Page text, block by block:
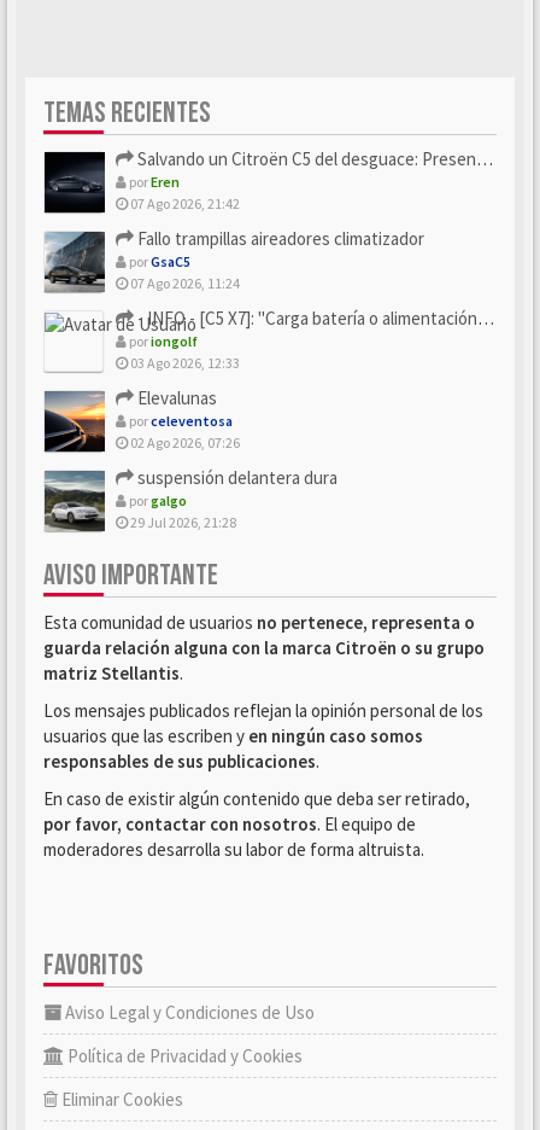
TEMAS RECIENTES
Salvando un Citroën C5 del desguace: Presentación y seguimiento
porEren
07 Ago 2026, 21:42
Fallo trampillas aireadores climatizador
porGsaC5
07 Ago 2026, 11:24
- INFO - [C5 X7]: "Carga batería o alimentación eléctri...
poriongolf
03 Ago 2026, 12:33
Elevalunas
porceleventosa
02 Ago 2026, 07:26
suspensión delantera dura
porgalgo
29 Jul 2026, 21:28
AVISO IMPORTANTE
Esta comunidad de usuarios no pertenece, representa o
guarda relación alguna con la marca Citroën o su grupo
matriz Stellantis.
Los mensajes publicados reflejan la opinión personal de los
usuarios que las escriben y en ningún caso somos
responsables de sus publicaciones.
En caso de existir algún contenido que deba ser retirado,
por favor, contactar con nosotros. El equipo de
moderadores desarrolla su labor de forma altruista.
FAVORITOS
Aviso Legal y Condiciones de Uso
Política de Privacidad y Cookies
Eliminar Cookies